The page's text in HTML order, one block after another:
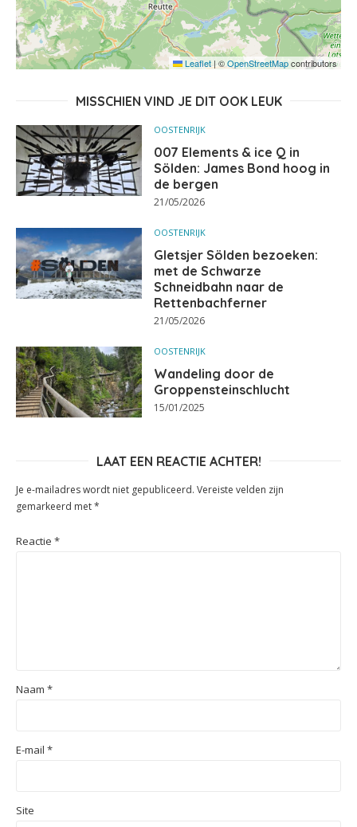
Leaflet |©OpenStreetMapcontributors
MISSCHIEN VIND JE DIT OOK LEUK
OOSTENRIJK
007 Elements & ice Q in
Sölden: James Bond hoog in
de bergen
21/05/2026
OOSTENRIJK
Gletsjer Sölden bezoeken:
met de Schwarze
Schneidbahn naar de
Rettenbachferner
21/05/2026
OOSTENRIJK
Wandeling door de
Groppensteinschlucht
15/01/2025
LAAT EEN REACTIE ACHTER!
Je e-mailadres wordt niet gepubliceerd. Vereiste velden zijn
gemarkeerd met*
Reactie *
Naam *
E-mail *
Site